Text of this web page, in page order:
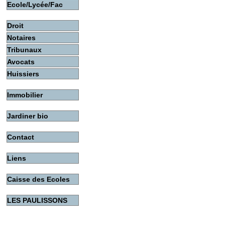
Ecole/Lycée/Fac
Droit
Notaires
Tribunaux
Avocats
Huissiers
Immobilier
Jardiner bio
Contact
Liens
Caisse des Ecoles
LES PAULISSONS